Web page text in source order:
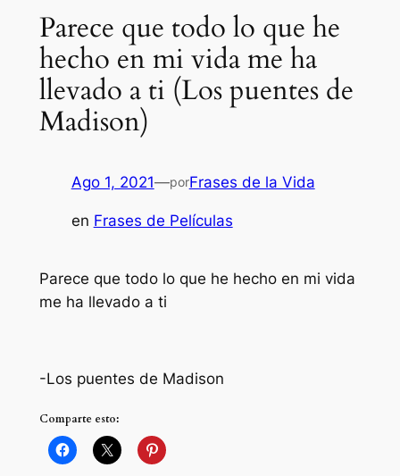
Parece que todo lo que he
hecho en mi vida me ha
llevado a ti (Los puentes de
Madison)
Ago 1, 2021—porFrases de la Vida
en Frases de Películas
Parece que todo lo que he hecho en mi vida
me ha llevado a ti
-Los puentes de Madison
Comparte esto: